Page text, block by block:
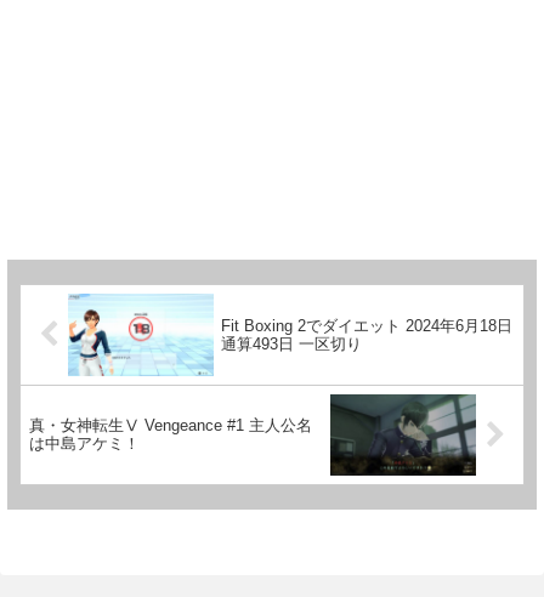
Fit Boxing 2でダイエット 2024年6月18日
通算493日 一区切り
真・女神転生Ⅴ Vengeance #1 主人公名
は中島アケミ！